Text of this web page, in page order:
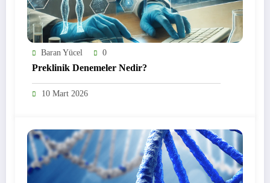
Baran Yücel 0
Preklinik Denemeler Nedir?
10 Mart 2026